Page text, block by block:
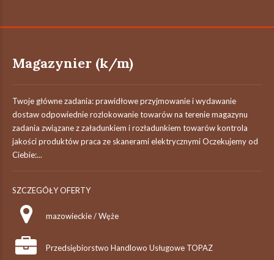
Magazynier (k/m)
Twoje główne zadania: prawidłowe przyjmowanie i wydawanie
dostaw odpowiednie rozlokowanie towarów na terenie magazynu
zadania związane z załadunkiem i rozładunkiem towarów kontrola
jakości produktów praca ze skanerami elektrycznymi Oczekujemy od
Ciebie:...
SZCZEGÓŁY OFERTY
mazowieckie / Węże
Przedsiębiorstwo Handlowo Usługowe TOPAZ